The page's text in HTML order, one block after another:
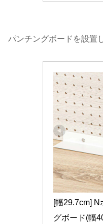
パンチングボードを設置
[幅29.7cm]
グボード(幅